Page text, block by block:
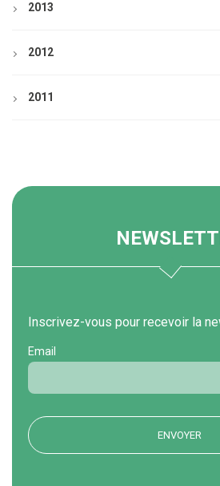
2013
2012
2011
Inscrivez-vous pour recevoir la
Email